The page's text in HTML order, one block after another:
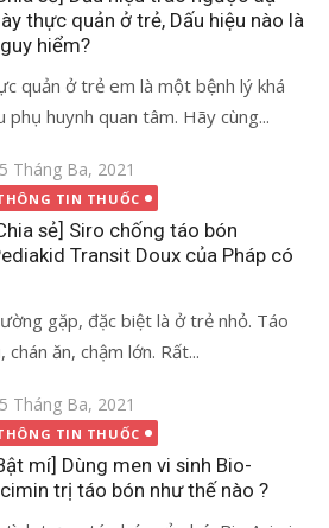
thực quản ở trẻ, Dấu hiệu nào là
hiểm?
quản ở trẻ em là một bệnh lý khá
huynh quan tâm. Hãy cùng...
Tháng Ba, 2021
TIN THUỐC
sẻ] Siro chống táo bón
Transit Doux của Pháp có
gặp, đặc biệt là ở trẻ nhỏ. Táo
ăn, chậm lớn. Rất...
Tháng Ba, 2021
TIN THUỐC
mí] Dùng men vi sinh Bio-
trị táo bón như thế nào ?